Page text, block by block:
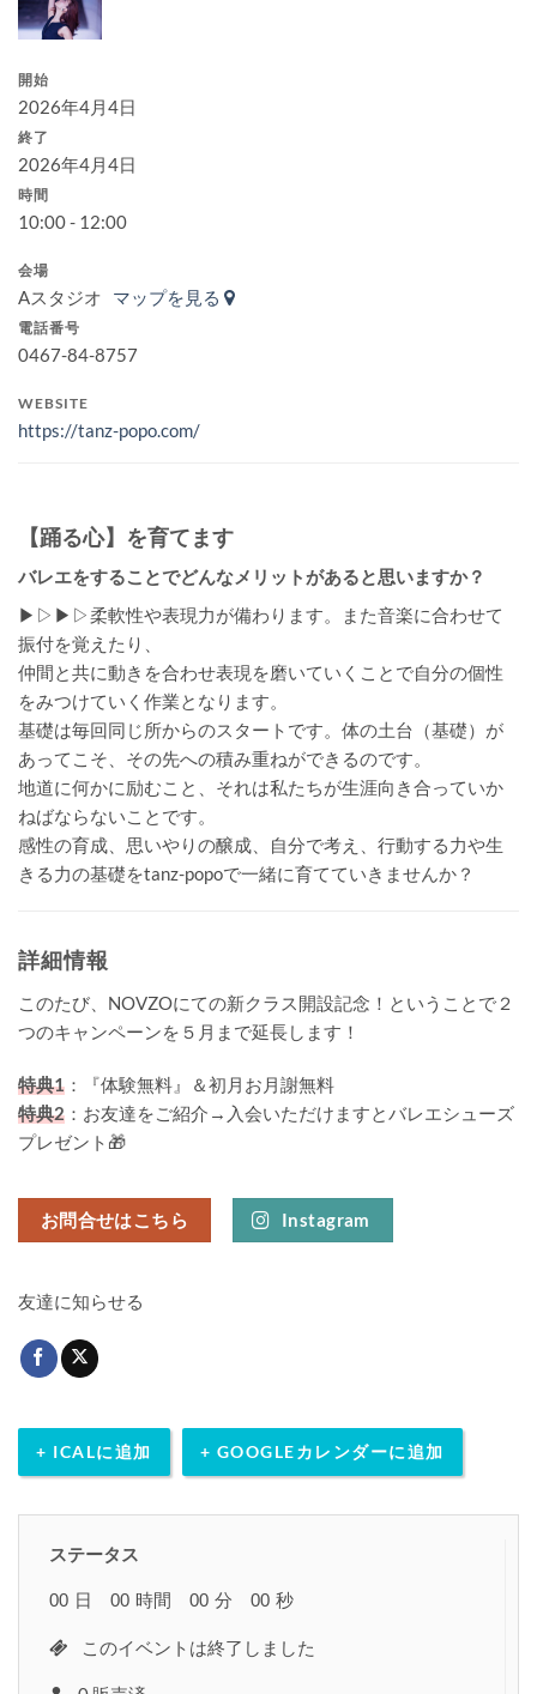
開始
2026年4月4日
終了
2026年4月4日
時間
10:00 - 12:00
会場
Aスタジオ マップを見る
電話番号
0467-84-8757
WEBSITE
https://tanz-popo.com/
【踊る心】を育てます
バレエをすることでどんなメリットがあると思いますか？
▶︎▷▶︎▷柔軟性や表現力が備わります。また音楽に合わせて
振付を覚えたり、
仲間と共に動きを合わせ表現を磨いていくことで自分の個性
をみつけていく作業となります。
基礎は毎回同じ所からのスタートです。体の土台（基礎）が
あってこそ、その先への積み重ねができるのです。
地道に何かに励むこと、それは私たちが生涯向き合っていか
ねばならないことです。
感性の育成、思いやりの醸成、自分で考え、行動する力や生
きる力の基礎をtanz-popoで一緒に育てていきませんか？
詳細情報
このたび、NOVZOにての新クラス開設記念！ということで２
つのキャンペーンを５月まで延長します！
特典1 ：『体験無料』＆初月お月謝無料
特典2 ：お友達をご紹介→入会いただけますとバレエシューズ
プレゼント🎁
お問合せはこちら Instagram
友達に知らせる
+ ICALに追加 + GOOGLEカレンダーに追加
ステータス
00 日 00 時間 00 分 00 秒
このイベントは終了しました